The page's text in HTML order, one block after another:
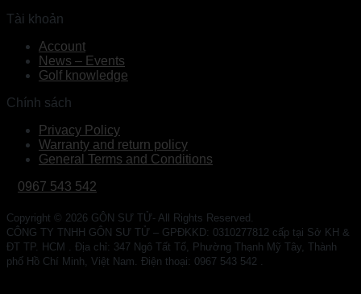
Tài khoản
Account
News – Events
Golf knowledge
Chính sách
Privacy Policy
Warranty and return policy
General Terms and Conditions
0967 543 542
Copyright © 2026 GÔN SƯ TỬ- All Rights Reserved.
CÔNG TY TNHH GÔN SƯ TỬ – GPĐKKD: 0310277812 cấp tại Sở KH &
ĐT TP. HCM . Địa chỉ: 347 Ngô Tất Tố, Phường Thạnh Mỹ Tây, Thành
phố Hồ Chí Minh, Việt Nam. Điện thoại: 0967 543 542 .